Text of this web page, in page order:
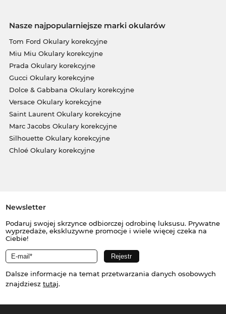
Nasze najpopularniejsze marki okularów
Tom Ford Okulary korekcyjne
Miu Miu Okulary korekcyjne
Prada Okulary korekcyjne
Gucci Okulary korekcyjne
Dolce & Gabbana Okulary korekcyjne
Versace Okulary korekcyjne
Saint Laurent Okulary korekcyjne
Marc Jacobs Okulary korekcyjne
Silhouette Okulary korekcyjne
Chloé Okulary korekcyjne
Newsletter
Podaruj swojej skrzynce odbiorczej odrobinę luksusu. Prywatne
wyprzedaże, ekskluzywne promocje i wiele więcej czeka na
Ciebie!
Dalsze informacje na temat przetwarzania danych osobowych
znajdziesz tutaj.